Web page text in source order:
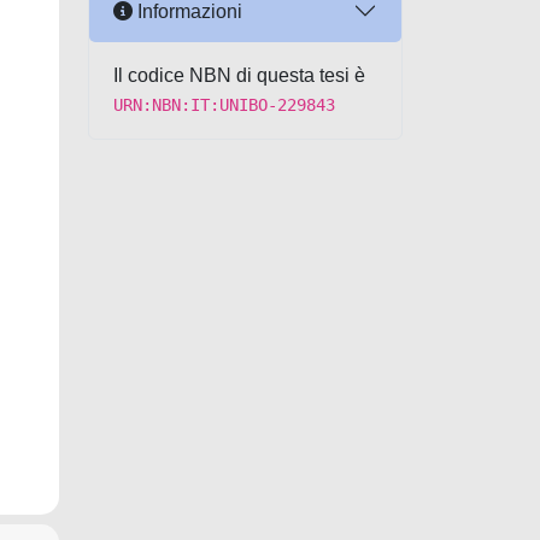
Informazioni
Il codice NBN di questa tesi è
URN:NBN:IT:UNIBO-229843